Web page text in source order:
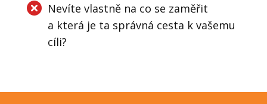
Nevíte vlastně na co se zaměřit
a která je ta správná cesta k vašemu
cíli?